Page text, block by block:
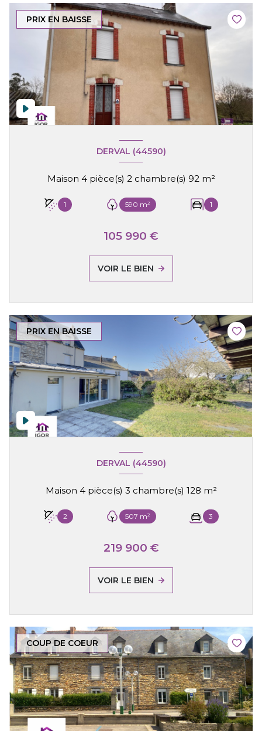
PRIX EN BAISSE
DERVAL (44590)
Maison 4 pièce(s) 2 chambre(s) 92 m²
1 590 m² 1
105 990 €
VOIR LE BIEN
PRIX EN BAISSE
DERVAL (44590)
Maison 4 pièce(s) 3 chambre(s) 128 m²
2 507 m² 3
219 900 €
VOIR LE BIEN
COUP DE COEUR